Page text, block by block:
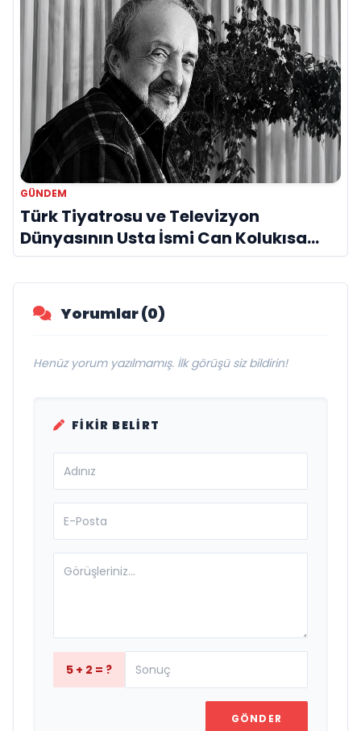
GÜNDEM
Türk Tiyatrosu ve Televizyon
Dünyasının Usta İsmi Can Kolukısa
Hayatını Kaybetti
Yorumlar (0)
Henüz yorum yazılmamış. İlk görüşü siz bildirin!
FIKIR BELIRT
5 + 2 = ?
GÖNDER